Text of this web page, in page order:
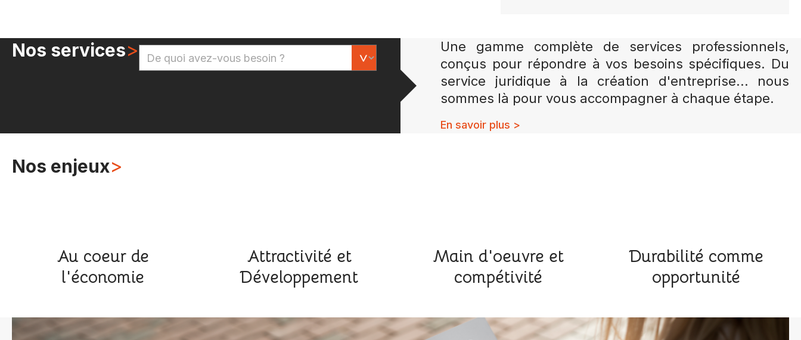
Nos services>
Une gamme complète de services professionnels,
conçus pour répondre à vos besoins spécifiques. Du
service juridique à la création d'entreprise... nous
sommes là pour vous accompagner à chaque étape.
En savoir plus >
Nos enjeux>
Au coeur de
l'économie
Attractivité et
Développement
Main d'oeuvre et
compétivité
Durabilité comme
opportunité